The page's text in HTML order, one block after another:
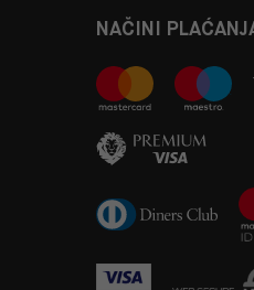
NAČINI